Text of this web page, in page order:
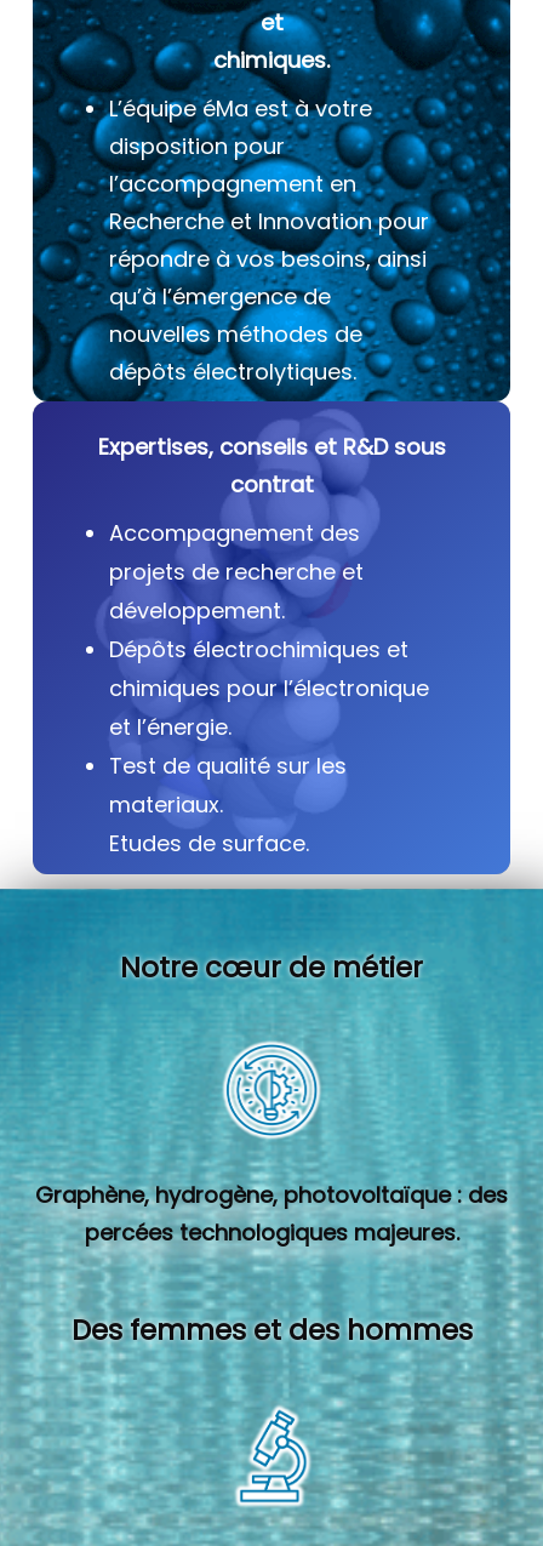
et
chimiques.
L’équipe éMa est à votre
disposition pour
l’accompagnement en
Recherche et Innovation pour
répondre à vos besoins, ainsi
qu’à l’émergence de
nouvelles méthodes de
dépôts électrolytiques.
Expertises, conseils et R&D sous
contrat
Accompagnement des
projets de recherche et
développement.
Dépôts électrochimiques et
chimiques pour l’électronique
et l’énergie.
Test de qualité sur les
materiaux.
Etudes de surface.
Notre cœur de métier
Graphène, hydrogène, photovoltaïque : des
percées technologiques majeures.
Des femmes et des hommes